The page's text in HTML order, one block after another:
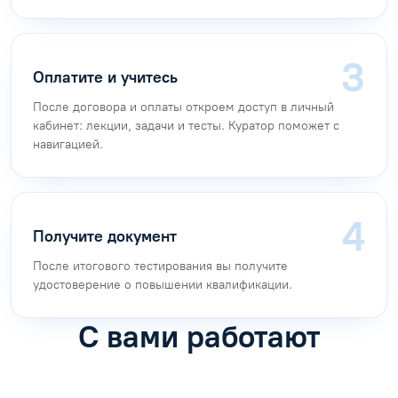
Оплатите и учитесь
После договора и оплаты откроем доступ в личный
кабинет: лекции, задачи и тесты. Куратор поможет с
навигацией.
Получите документ
После итогового тестирования вы получите
удостоверение о повышении квалификации.
С вами работают